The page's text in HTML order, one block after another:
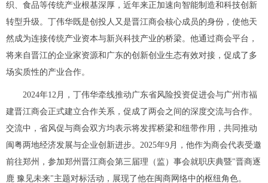
织、食品等传统产业根基深厚，近年来正加速向智能制造和科技创新
转型升级。丁伟华既是创投人又是晋江商会核心成员的身份，使他天
然成为连接传统产业资本与新兴科技产业的桥梁。他通过商会平台，
将来自晋江的企业家资源和广东的创新创业生态有效对接，促成了多
场实质性的产业合作。
2024年12月，丁伟华牵线推动广东省风险投资促进会与广州市福
建晋江商会正式建立合作关系，促成了两会之间的深度交流与合作。
交流中，省风促与商会双方均表示将发挥桥梁和纽带作用，共同推动
闽粤两地经济发展与企业创新进步。2025年9月，他作为商会代表受邀
前往郑州，参加郑州晋江商会第三届理（监）事会就职庆典暨"晋商逐
鹿 豫见未来"主题对标活动，展现了他在闽商网络中的枢纽角色。